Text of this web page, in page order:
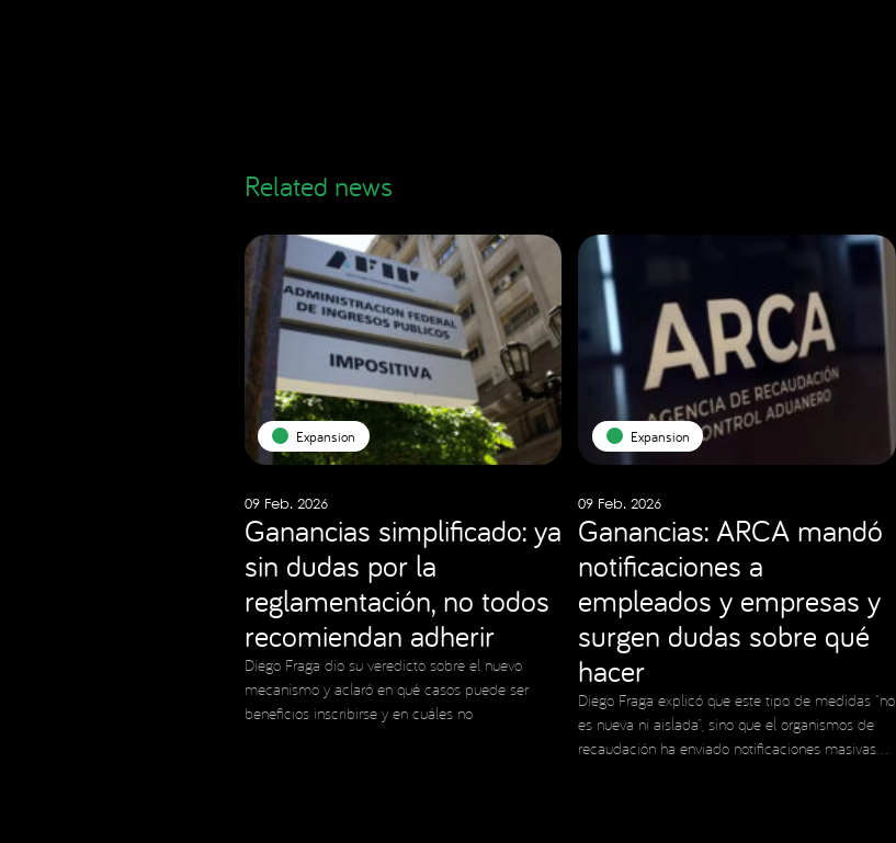
Related news
Expansion
09 Feb. 2026
Ganancias simplificado: ya
sin dudas por la
reglamentación, no todos
recomiendan adherir
Diego Fraga dio su veredicto sobre el nuevo
mecanismo y aclaró en qué casos puede ser
beneficios inscribirse y en cuáles no
Expansion
09 Feb. 2026
Ganancias: ARCA mandó
notificaciones a
empleados y empresas y
surgen dudas sobre qué
hacer
Diego Fraga explicó que este tipo de medidas “no
es nueva ni aislada”, sino que el organismos de
recaudación ha enviado notificaciones masivas